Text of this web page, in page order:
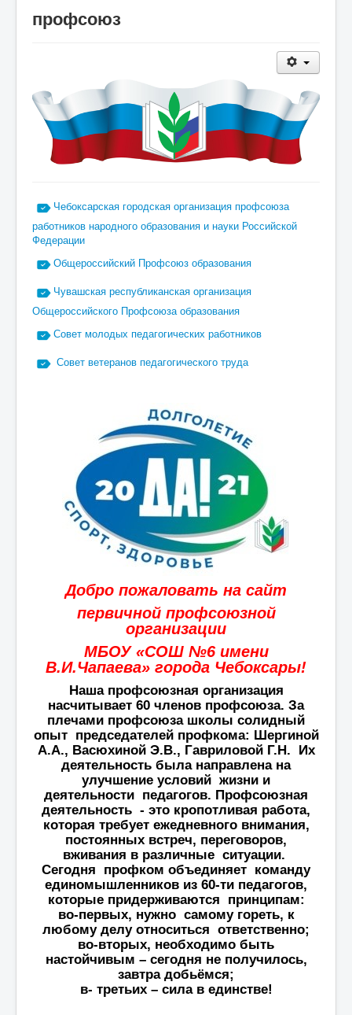
профсоюз
Чебоксарская городская организация профсоюза
работников народного образования и науки Российской
Федерации
Общероссийский Профсоюз образования
Чувашская республиканская организация
Общероссийского Профсоюза образования
Совет молодых педагогических работников
Совет ветеранов педагогического труда
Добро пожаловать на сайт
первичной профсоюзной
организации
МБОУ «СОШ №6 имени
В.И.Чапаева» города Чебоксары!
Наша профсоюзная организация
насчитывает 60 членов профсоюза. За
плечами профсоюза школы солидный
опыт председателей профкома: Шергиной
А.А., Васюхиной Э.В., Гавриловой Г.Н. Их
деятельность была направлена на
улучшение условий жизни и
деятельности педагогов. Профсоюзная
деятельность - это кропотливая работа,
которая требует ежедневного внимания,
постоянных встреч, переговоров,
вживания в различные ситуации.
Сегодня профком объединяет команду
единомышленников из 60-ти педагогов,
которые придерживаются принципам:
во-первых, нужно самому гореть, к
любому делу относиться ответственно;
во-вторых, необходимо быть
настойчивым – сегодня не получилось,
завтра добьёмся;
в- третьих – сила в единстве!